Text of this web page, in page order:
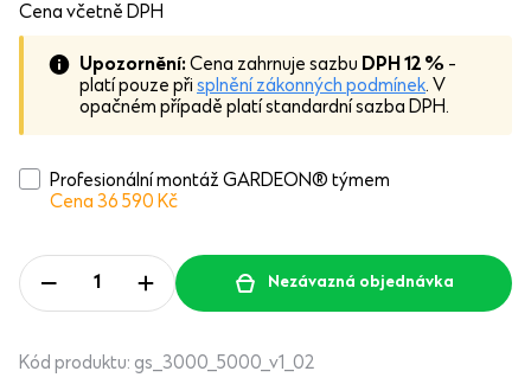
Cena včetně DPH
Upozornění: Cena zahrnuje sazbu DPH 12 % -
platí pouze při splnění zákonných podmínek. V
opačném případě platí standardní sazba DPH.
Profesionální montáž GARDEON® týmem
Cena 36 590 Kč
Nezávazná objednávka
Kód produktu: gs_3000_5000_v1_02